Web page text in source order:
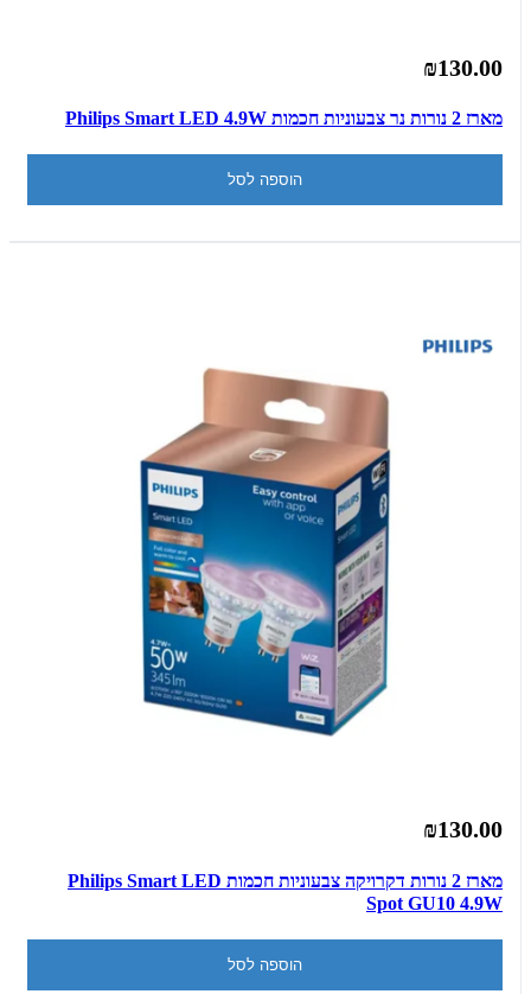
₪130.00
מארז 2 נורות נר צבעוניות חכמות Philips Smart LED 4.9W
הוספה לסל
₪130.00
מארז 2 נורות דקרויקה צבעוניות חכמות Philips Smart LED
Spot GU10 4.9W
הוספה לסל